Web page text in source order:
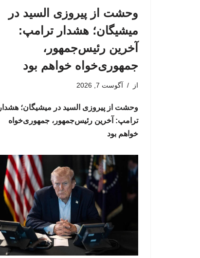
وحشت از پیروزی السید در
میشیگان؛ هشدار ترامپ:
آخرین رئیس‌جمهور،
جمهوری‌خواه خواهم بود
از آگوست 7, 2026
وحشت از پیروزی السید در میشیگان؛ هشدار
ترامپ: آخرین رئیس‌جمهور، جمهوری‌خواه
خواهم بود